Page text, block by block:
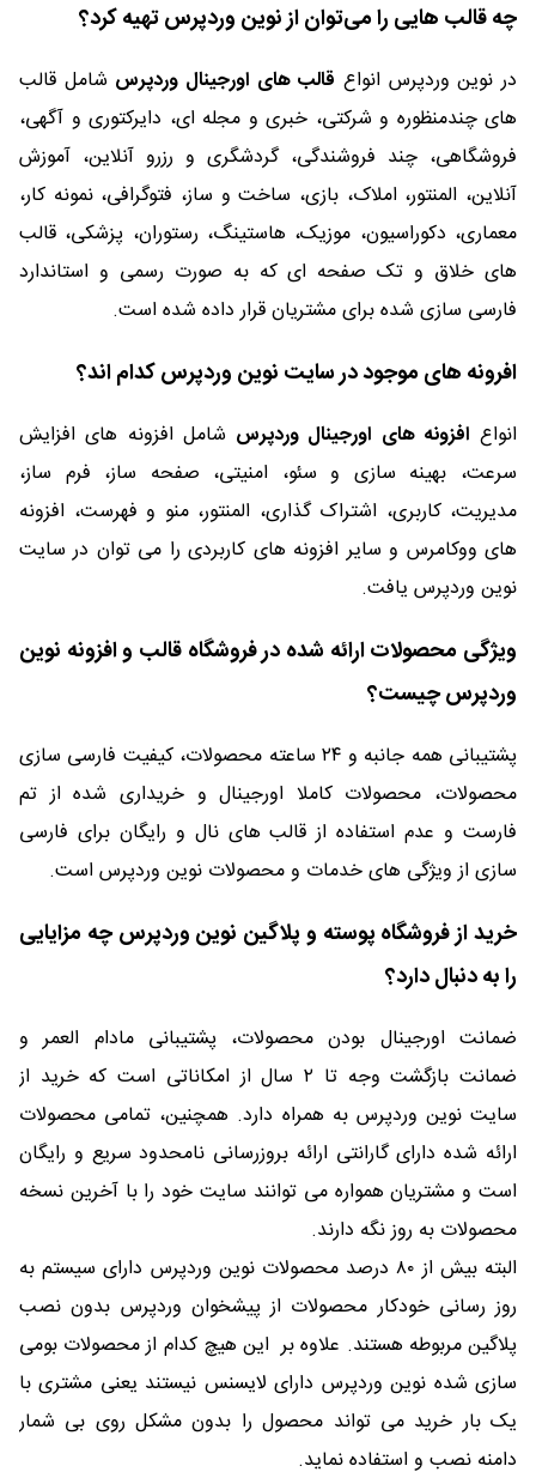
چه قالب هایی را می‌توان از نوین وردپرس تهیه کرد؟
در نوین وردپرس انواع قالب های اورجینال وردپرس شامل قالب
های چندمنظوره و شرکتی، خبری و مجله ای، دایرکتوری و آگهی،
فروشگاهی، چند فروشندگی، گردشگری و رزرو آنلاین، آموزش
آنلاین، المنتور، املاک، بازی، ساخت و ساز، فتوگرافی، نمونه کار،
معماری، دکوراسیون، موزیک، هاستینگ، رستوران، پزشکی، قالب
های خلاق و تک صفحه ای که به صورت رسمی و استاندارد
فارسی سازی شده برای مشتریان قرار داده شده است.
افرونه های موجود در سایت نوین وردپرس کدام اند؟
انواع افزونه های اورجینال وردپرس شامل افزونه های افزایش
سرعت، بهینه سازی و سئو، امنیتی، صفحه ساز، فرم ساز،
مدیریت، کاربری، اشتراک گذاری، المنتور، منو و فهرست، افزونه
های ووکامرس و سایر افزونه های کاربردی را می توان در سایت
نوین وردپرس یافت.
ویژگی محصولات ارائه شده در فروشگاه قالب و افزونه نوین
وردپرس چیست؟
پشتیبانی همه جانبه و ۲۴ ساعته محصولات، کیفیت فارسی سازی
محصولات، محصولات کاملا اورجینال و خریداری شده از تم
فارست و عدم استفاده از قالب های نال و رایگان برای فارسی
سازی از ویژگی های خدمات و محصولات نوین وردپرس است.
خرید از فروشگاه پوسته و پلاگین نوین وردپرس چه مزایایی
را به دنبال دارد؟
ضمانت اورجینال بودن محصولات، پشتیبانی مادام العمر و
ضمانت بازگشت وجه تا ۲ سال از امکاناتی است که خرید از
سایت نوین وردپرس به همراه دارد. همچنین، تمامی محصولات
ارائه شده دارای گارانتی ارائه بروزرسانی نامحدود سریع و رایگان
است و مشتریان همواره می توانند سایت خود را با آخرین نسخه
محصولات به روز نگه دارند.
البته بیش از ۸۰ درصد محصولات نوین وردپرس دارای سیستم به
روز رسانی خودکار محصولات از پیشخوان وردپرس بدون نصب
پلاگین مربوطه هستند. علاوه بر این هیچ کدام از محصولات بومی
سازی شده نوین وردپرس دارای لایسنس نیستند یعنی مشتری با
یک بار خرید می تواند محصول را بدون مشکل روی بی شمار
دامنه نصب و استفاده نماید.